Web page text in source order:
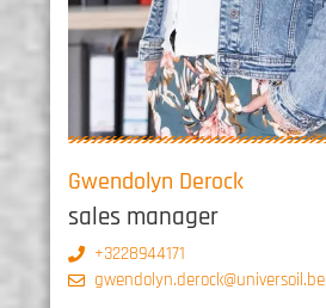
Gwendolyn Derock
sales manager
+3228944171
gwendolyn.derock@universoil.be